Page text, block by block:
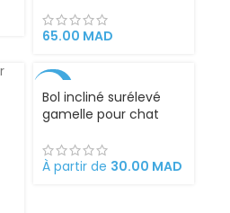
65.00 MAD
Bol incliné surélevé
gamelle pour chat
À partir de 30.00 MAD